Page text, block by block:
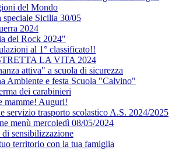
del Mondo
speciale Sicilia 30/05
2024
del Rock 2024"
al 1° classificato!!
LA VITA 2024
attiva" a scuola di sicurezza
Ambiente e festa Scuola "Calvino"
dei carabinieri
mamme! Auguri!
servizio trasporto scolastico A.S. 2024/2025
menù mercoledì 08/05/2024
sensibilizzazione
territorio con la tua famiglia